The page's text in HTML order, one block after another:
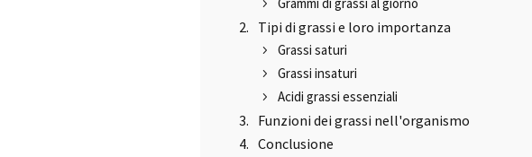
Tipi di grassi e loro importanza
Grassi saturi
Grassi insaturi
Acidi grassi essenziali
Funzioni dei grassi nell'organismo
Conclusione